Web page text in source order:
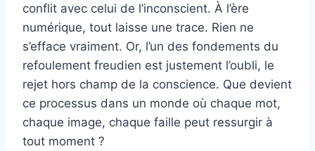
conflit avec celui de l’inconscient. À l’ère
numérique, tout laisse une trace. Rien ne
s’efface vraiment. Or, l’un des fondements du
refoulement freudien est justement l’oubli, le
rejet hors champ de la conscience. Que devient
ce processus dans un monde où chaque mot,
chaque image, chaque faille peut ressurgir à
tout moment ?